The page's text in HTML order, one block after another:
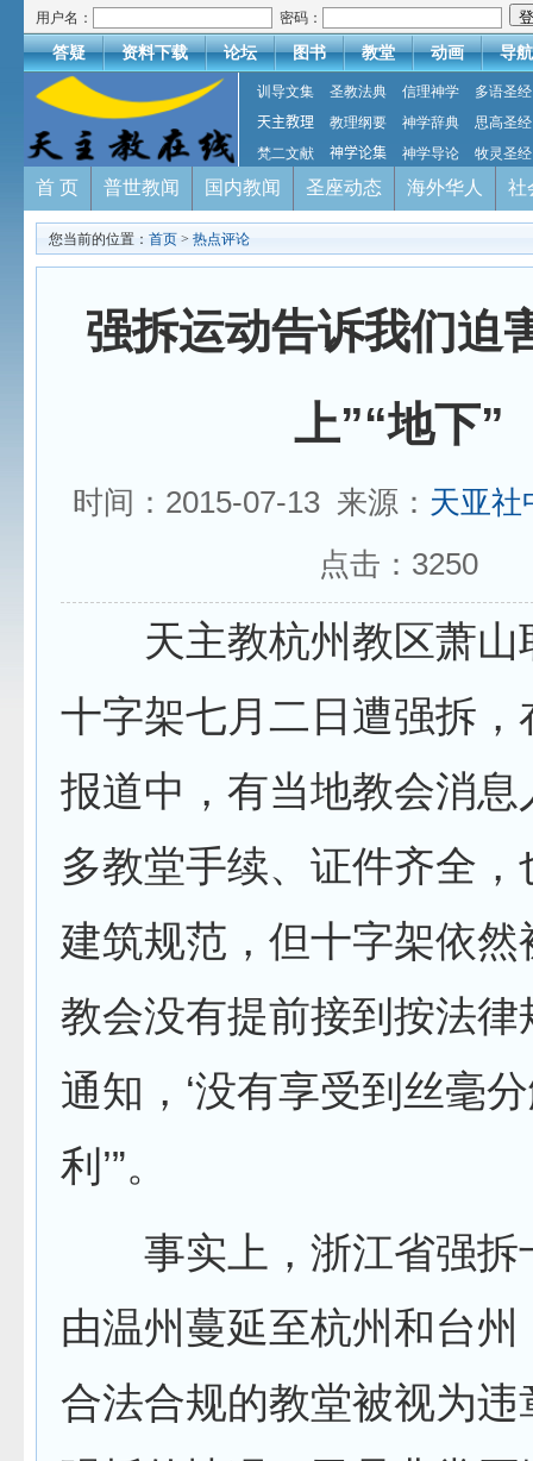
用户名： 密码：
答疑 资料下载 论坛 图书 教堂 动画 导航
训导文集 圣教法典 信理神学
多语圣经
天主教理
教理纲要 神学辞典
思高圣经
梵二文献
神学论集 神学导论 牧灵圣经
首 页 普世教闻 国内教闻 圣座动态 海外华人 社
您当前的位置： 首页 > 热点评论
强拆运动告诉我们迫
上”“地下”
时间：2015-07-13 来源： 天亚社
点击： 3250
天主教杭州教区萧山
十字架七月二日遭强拆，
报道中，有当地教会消息
多教堂手续、证件齐全，
建筑规范，但十字架依然
教会没有提前接到按法律
通知，‘没有享受到丝毫
利’”。
事实上，浙江省强拆
由温州蔓延至杭州和台州
合法合规的教堂被视为违